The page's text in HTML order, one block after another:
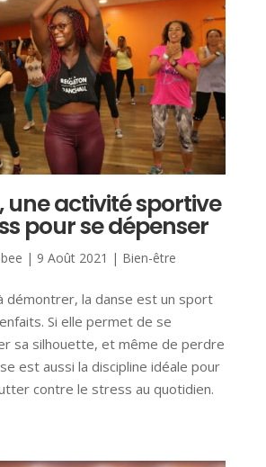
une activité sportive
pour se dépenser
| 9 Août 2021 | Bien-être
démontrer, la danse est un sport
Si elle permet de se
sa silhouette, et même de perdre
est aussi la discipline idéale pour
contre le stress au quotidien.